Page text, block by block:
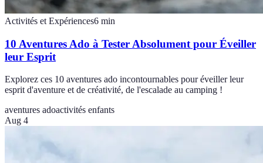
Activités et Expériences6 min
10 Aventures Ado à Tester Absolument pour Éveiller
leur Esprit
Explorez ces 10 aventures ado incontournables pour éveiller leur
esprit d'aventure et de créativité, de l'escalade au camping !
aventures adoactivités enfants
Aug 4